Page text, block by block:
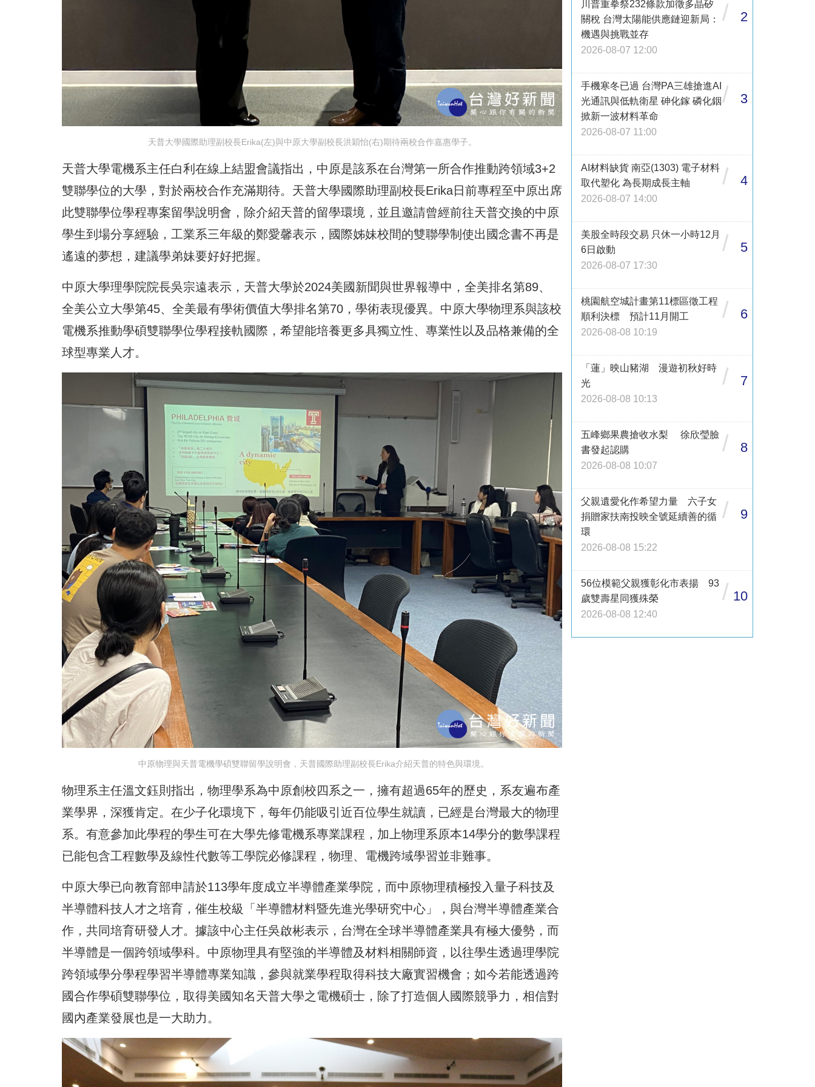
天普大學國際助理副校長Erika(左)與中原大學副校長洪穎怡(右)期待兩校合作嘉惠學子。
天普大學電機系主任白利在線上結盟會議指出，中原是該系在台灣第一所合作推動跨領域3+2
雙聯學位的大學，對於兩校合作充滿期待。天普大學國際助理副校長Erika日前專程至中原出席
此雙聯學位學程專案留學說明會，除介紹天普的留學環境，並且邀請曾經前往天普交換的中原
學生到場分享經驗，工業系三年級的鄭愛馨表示，國際姊妹校間的雙聯學制使出國念書不再是
遙遠的夢想，建議學弟妹要好好把握。
中原大學理學院院長吳宗遠表示，天普大學於2024美國新聞與世界報導中，全美排名第89、
全美公立大學第45、全美最有學術價值大學排名第70，學術表現優異。中原大學物理系與該校
電機系推動學碩雙聯學位學程接軌國際，希望能培養更多具獨立性、專業性以及品格兼備的全
球型專業人才。
中原物理與天普電機學碩雙聯留學說明會，天普國際助理副校長Erika介紹天普的特色與環境。
物理系主任溫文鈺則指出，物理學系為中原創校四系之一，擁有超過65年的歷史，系友遍布產
業學界，深獲肯定。在少子化環境下，每年仍能吸引近百位學生就讀，已經是台灣最大的物理
系。有意參加此學程的學生可在大學先修電機系專業課程，加上物理系原本14學分的數學課程
已能包含工程數學及線性代數等工學院必修課程，物理、電機跨域學習並非難事。
中原大學已向教育部申請於113學年度成立半導體產業學院，而中原物理積極投入量子科技及
半導體科技人才之培育，催生校級「半導體材料暨先進光學研究中心」，與台灣半導體產業合
作，共同培育研發人才。據該中心主任吳啟彬表示，台灣在全球半導體產業具有極大優勢，而
半導體是一個跨領域學科。中原物理具有堅強的半導體及材料相關師資，以往學生透過理學院
跨領域學分學程學習半導體專業知識，參與就業學程取得科技大廠實習機會；如今若能透過跨
國合作學碩雙聯學位，取得美國知名天普大學之電機碩士，除了打造個人國際競爭力，相信對
國內產業發展也是一大助力。
川普重拳祭232條款加徵多晶矽
關稅 台灣太陽能供應鏈迎新局：
機遇與挑戰並存
2026-08-07 12:00
/ 2
手機寒冬已過 台灣PA三雄搶進AI
光通訊與低軌衛星 砷化鎵 磷化銦
掀新一波材料革命
2026-08-07 11:00
/ 3
AI材料缺貨 南亞(1303) 電子材料
取代塑化 為長期成長主軸
2026-08-07 14:00
/ 4
美股全時段交易 只休一小時12月
6日啟動
2026-08-07 17:30
/ 5
桃園航空城計畫第11標區徵工程
順利決標 預計11月開工
2026-08-08 10:19
/ 6
「蓮」映山豬湖 漫遊初秋好時
光
2026-08-08 10:13
/ 7
五峰鄉果農搶收水梨 徐欣瑩臉
書發起認購
2026-08-08 10:07
/ 8
父親遺愛化作希望力量 六子女
捐贈家扶南投映全號延續善的循
環
2026-08-08 15:22
/ 9
56位模範父親獲彰化市表揚 93
歲雙壽星同獲殊榮
2026-08-08 12:40
/ 10